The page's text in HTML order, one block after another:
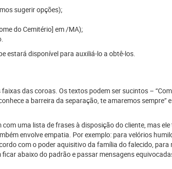
sugerir opções);
do Cemitério] em /MA);
estará disponível para auxiliá-lo a obtê-los.
das coroas. Os textos podem ser sucintos –
a barreira da separação, te amaremos sempre” e
uma lista de frases à disposição do cliente, mas
envolve empatia. Por exemplo: para velórios
com o poder aquisitivo da família do falecido,
abaixo do padrão e passar mensagens